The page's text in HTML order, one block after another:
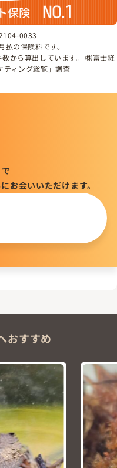
0033
の保険料です。
から算出しています。 ㈱富士経
ティング総覧」調査
お会いいただけます。
おすすめ